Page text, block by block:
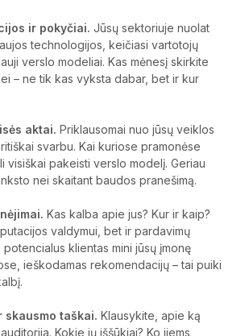
ir pokyčiai. Jūsų sektoriuje nuolat
technologijos, keičiasi vartotojų
verslo modeliai. Kas mėnesį skirkite
– ne tik kas vyksta dabar, bet ir kur
aktai. Priklausomai nuo jūsų veiklos
svarbu. Kai kuriose pramonėse
visiškai pakeisti verslo modelį. Geriau
nei skaitant baudos pranešimą.
Kas kalba apie jus? Kur ir kaip?
valdymui, bet ir pardavimų
potencialus klientas mini jūsų įmonę
ieškodamas rekomendacijų – tai puiki
taškai. Klausykite, apie ką
Kokie jų iššūkiai? Ko jiems